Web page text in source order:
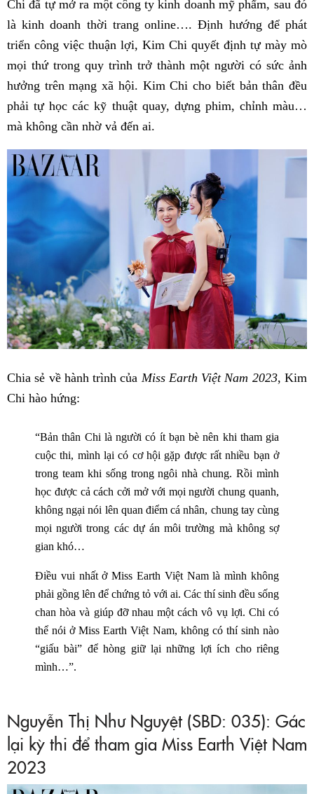
Chi đã tự mở ra một công ty kinh doanh mỹ phẩm, sau đó
là kinh doanh thời trang online…. Định hướng để phát
triển công việc thuận lợi, Kim Chi quyết định tự mày mò
mọi thứ trong quy trình trở thành một người có sức ảnh
hưởng trên mạng xã hội. Kim Chi cho biết bản thân đều
phải tự học các kỹ thuật quay, dựng phim, chỉnh màu…
mà không cần nhờ vả đến ai.
Chia sẻ về hành trình của Miss Earth Việt Nam 2023, Kim
Chi hào hứng:
“Bản thân Chi là người có ít bạn bè nên khi tham gia
cuộc thi, mình lại có cơ hội gặp được rất nhiều bạn ở
trong team khi sống trong ngôi nhà chung. Rồi mình
học được cả cách cởi mở với mọi người chung quanh,
không ngại nói lên quan điểm cá nhân, chung tay cùng
mọi người trong các dự án môi trường mà không sợ
gian khó…
Điều vui nhất ở Miss Earth Việt Nam là mình không
phải gồng lên để chứng tỏ với ai. Các thí sinh đều sống
chan hòa và giúp đỡ nhau một cách vô vụ lợi. Chi có
thể nói ở Miss Earth Việt Nam, không có thí sinh nào
“giấu bài” để hòng giữ lại những lợi ích cho riêng
mình…”.
Nguyễn Thị Như Nguyệt (SBD: 035): Gác
lại kỳ thi để tham gia Miss Earth Việt Nam
2023